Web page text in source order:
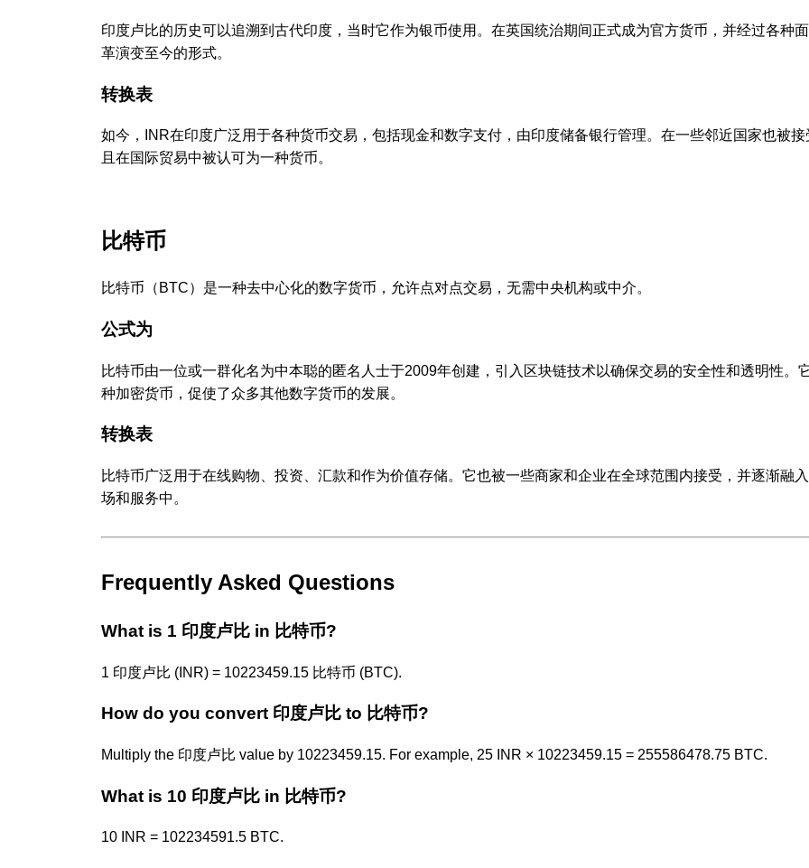
印度卢比的历史可以追溯到古代印度，当时它作为银币使用。在英国统治期间正式成为官方货币，并经过各种
革演变至今的形式。
转换表
如今，INR在印度广泛用于各种货币交易，包括现金和数字支付，由印度储备银行管理。在一些邻近国家也被接
且在国际贸易中被认可为一种货币。
比特币
比特币（BTC）是一种去中心化的数字货币，允许点对点交易，无需中央机构或中介。
公式为
比特币由一位或一群化名为中本聪的匿名人士于2009年创建，引入区块链技术以确保交易的安全性和透明性。
种加密货币，促使了众多其他数字货币的发展。
转换表
比特币广泛用于在线购物、投资、汇款和作为价值存储。它也被一些商家和企业在全球范围内接受，并逐渐融
场和服务中。
Frequently Asked Questions
What is 1 印度卢比 in 比特币?
1 印度卢比 (INR) = 10223459.15 比特币 (BTC).
How do you convert 印度卢比 to 比特币?
Multiply the 印度卢比 value by 10223459.15. For example, 25 INR × 10223459.15 = 255586478.75 BTC.
What is 10 印度卢比 in 比特币?
10 INR = 102234591.5 BTC.